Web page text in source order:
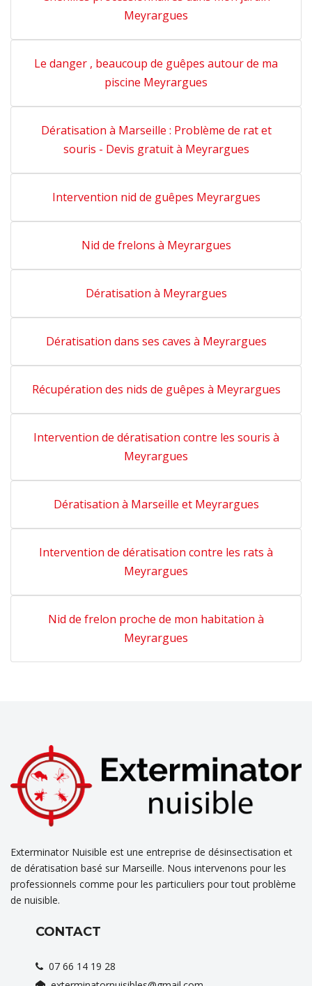
Meyrargues
Le danger , beaucoup de guêpes autour de ma
piscine Meyrargues
Dératisation à Marseille : Problème de rat et
souris - Devis gratuit à Meyrargues
Intervention nid de guêpes Meyrargues
Nid de frelons à Meyrargues
Dératisation à Meyrargues
Dératisation dans ses caves à Meyrargues
Récupération des nids de guêpes à Meyrargues
Intervention de dératisation contre les souris à
Meyrargues
Dératisation à Marseille et Meyrargues
Intervention de dératisation contre les rats à
Meyrargues
Nid de frelon proche de mon habitation à
Meyrargues
Exterminator Nuisible est une entreprise de désinsectisation et
de dératisation basé sur Marseille. Nous intervenons pour les
professionnels comme pour les particuliers pour tout problème
de nuisible.
CONTACT
07 66 14 19 28